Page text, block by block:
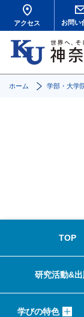
アクセス お問い
ホーム 学部・大学
TOP
研究活動&
学びの特色